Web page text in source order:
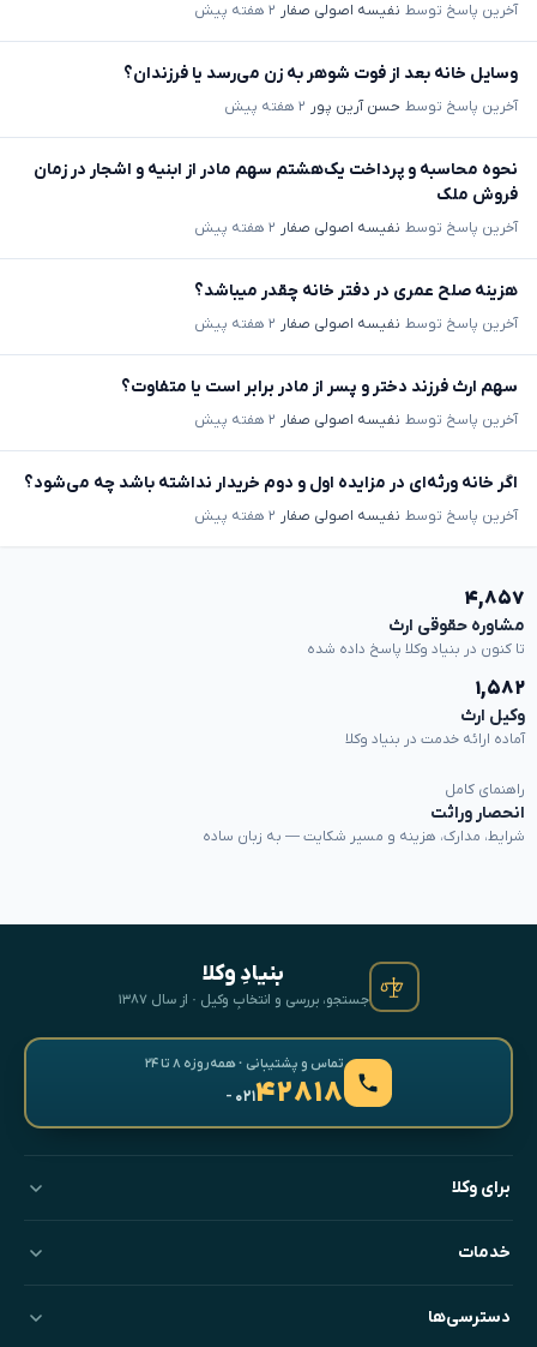
آخرین پاسخ توسط نفیسه اصولی صفار ۲ هفته پیش
وسایل خانه بعد از فوت شوهر به زن می‌رسد یا فرزندان؟
آخرین پاسخ توسط حسن آرین پور ۲ هفته پیش
نحوه محاسبه و پرداخت یک‌هشتم سهم مادر از ابنیه و اشجار در زمان
فروش ملک
آخرین پاسخ توسط نفیسه اصولی صفار ۲ هفته پیش
هزینه صلح عمری در دفتر خانه چقدر میباشد؟
آخرین پاسخ توسط نفیسه اصولی صفار ۲ هفته پیش
سهم ارث فرزند دختر و پسر از مادر برابر است یا متفاوت؟
آخرین پاسخ توسط نفیسه اصولی صفار ۲ هفته پیش
اگر خانه ورثه‌ای در مزایده اول و دوم خریدار نداشته باشد چه می‌شود؟
آخرین پاسخ توسط نفیسه اصولی صفار ۲ هفته پیش
۴,۸۵۷
مشاوره حقوقی ارث
تا کنون در بنیاد وکلا پاسخ داده شده
۱,۵۸۲
وکیل ارث
آماده ارائه خدمت در بنیاد وکلا
راهنمای کامل
انحصار وراثت
شرایط، مدارک، هزینه و مسیر شکایت — به زبان ساده
بنیادِ وکلا
جستجو، بررسی و انتخابِ وکیل · از سال ۱۳۸۷
تماس و پشتیبانی · همه‌روزه ۸ تا ۲۴
۴۲۸۱۸- ۰۲۱
برای وکلا
خدمات
دسترسی‌ها